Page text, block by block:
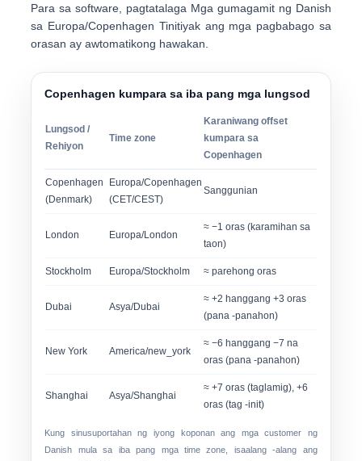
Para sa software, pagtatalaga Mga gumagamit ng Danish
sa Europa/Copenhagen Tinitiyak ang mga pagbabago sa
orasan ay awtomatikong hawakan.
Copenhagen kumpara sa iba pang mga lungsod
Lungsod /
Rehiyon
Time zone
Karaniwang offset
kumpara sa
Copenhagen
Copenhagen
(Denmark)
Europa/Copenhagen
(CET/CEST)
Sanggunian
London Europa/London
≈ −1 oras (karamihan sa
taon)
Stockholm Europa/Stockholm ≈ parehong oras
Dubai Asya/Dubai
≈ +2 hanggang +3 oras
(pana -panahon)
New York America/new_york
≈ −6 hanggang −7 na
oras (pana -panahon)
Shanghai Asya/Shanghai
≈ +7 oras (taglamig), +6
oras (tag -init)
Kung sinusuportahan ng iyong koponan ang mga customer ng
Danish mula sa iba pang mga time zone, isaalang -alang ang